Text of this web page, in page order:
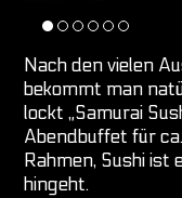
Nach den vielen
bekommt man
lockt „Samurai
Abendbuffet für
Rahmen, Sushi ist
hingeht.